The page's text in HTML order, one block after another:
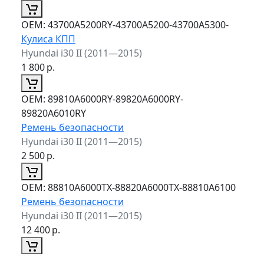
ОЕМ: 43700A5200RY-43700A5200-43700A5300-
Кулиса КПП
Hyundai i30 II (2011—2015)
1 800р.
ОЕМ: 89810A6000RY-89820A6000RY-
89820A6010RY
Ремень безопасности
Hyundai i30 II (2011—2015)
2 500р.
ОЕМ: 88810A6000TX-88820A6000TX-88810A6100
Ремень безопасности
Hyundai i30 II (2011—2015)
12 400р.